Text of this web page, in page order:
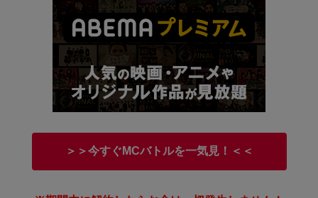
＞＞今すぐMCバトルを一気見！＜＜